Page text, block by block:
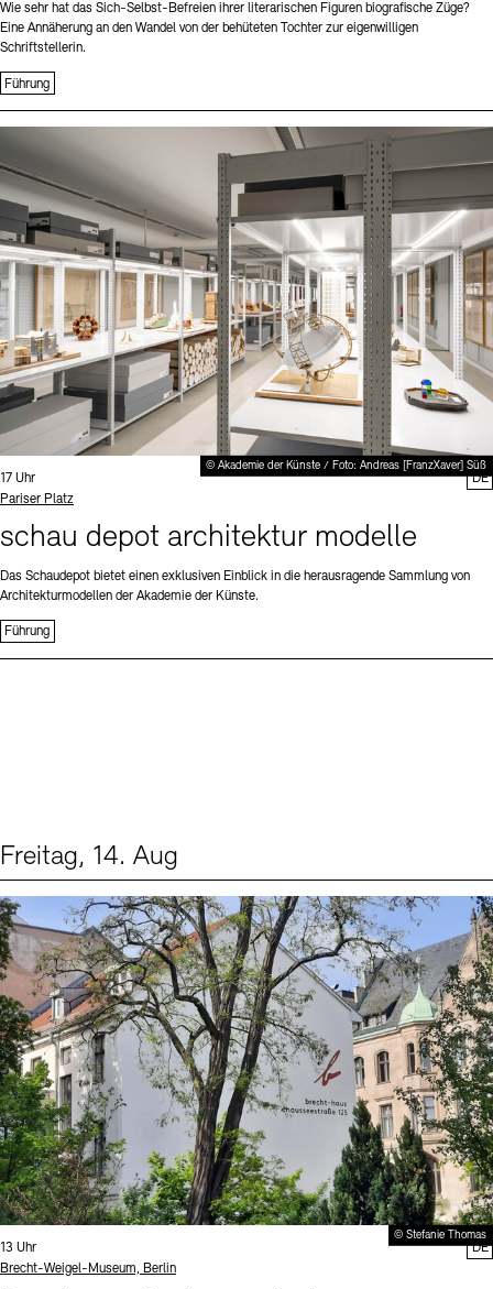
Wie sehr hat das Sich-Selbst-Befreien ihrer literarischen Figuren biografische Züge?
Eine Annäherung an den Wandel von der behüteten Tochter zur eigenwilligen
Schriftstellerin.
Führung
© Akademie der Künste / Foto: Andreas [FranzXaver] Süß
Uhrzeit:
17 Uhr
Standort
Pariser Platz
schau depot architektur modelle
Das Schaudepot bietet einen exklusiven Einblick in die herausragende Sammlung von
Architekturmodellen der Akademie der Künste.
Führung
DE
Freitag, 14. Aug
© Stefanie Thomas
Uhrzeit:
13 Uhr
Standort
Brecht-Weigel-Museum, Berlin
DE